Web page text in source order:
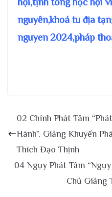
nguyên,khoá tu địa
nguyen 2024,pháp
02 Chính Phát Tâm
Hành”. Giảng Khuyến
Thích Đạo Thịnh
04 Ngụy Phát Tâm
Chủ Giảng